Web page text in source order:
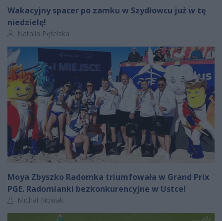
Wakacyjny spacer po zamku w Szydłowcu już w tę
niedzielę!
Autor artykułu:
Natalia Pętelska
Moya Zbyszko Radomka triumfowała w Grand Prix
PGE. Radomianki bezkonkurencyjne w Ustce!
Autor artykułu:
Michał Nowak